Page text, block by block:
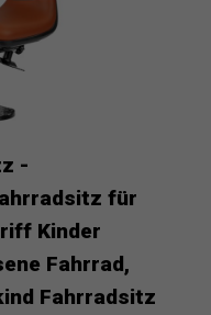
-
für
Kinder
Fahrrad,
Fahrradsitz